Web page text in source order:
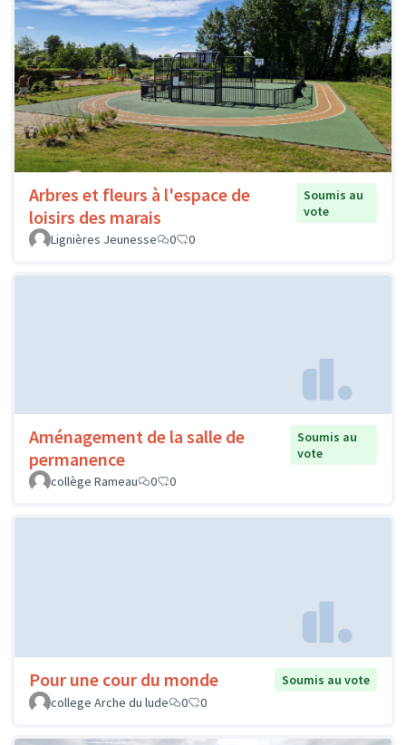
Arbres et fleurs à l'espace de
loisirs des marais
Soumis au
vote
Lignières Jeunesse
0 0
Aménagement de la salle de
permanence
Soumis au
vote
collège Rameau
0 0
Pour une cour du monde
Soumis au vote
college Arche du lude
0 0